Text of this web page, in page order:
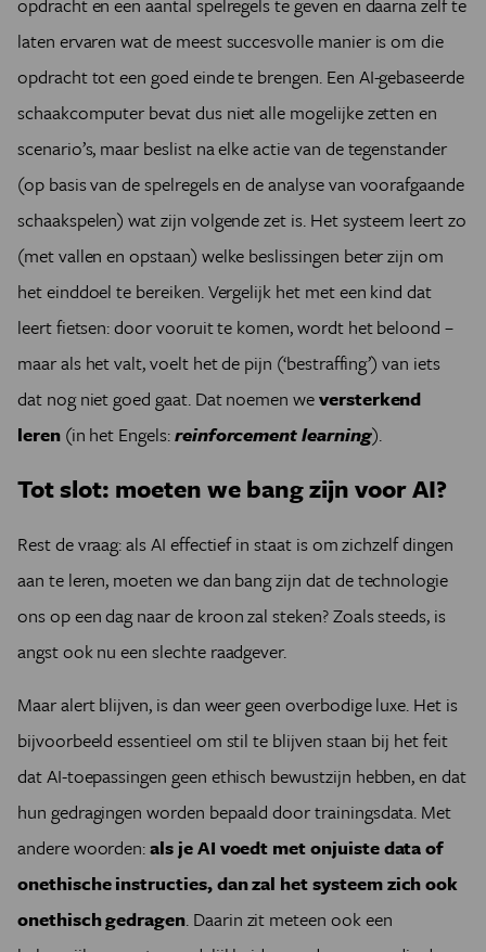
laten ervaren wat de meest succesvolle manier is om die
opdracht tot een goed einde te brengen. Een AI-gebaseerde
schaakcomputer bevat dus niet alle mogelijke zetten en
scenario’s, maar beslist na elke actie van de tegenstander
(op basis van de spelregels en de analyse van voorafgaande
schaakspelen) wat zijn volgende zet is. Het systeem leert zo
(met vallen en opstaan) welke beslissingen beter zijn om
het einddoel te bereiken. Vergelijk het met een kind dat
leert fietsen: door vooruit te komen, wordt het beloond –
maar als het valt, voelt het de pijn (‘bestraffing’) van iets
dat nog niet goed gaat. Dat noemen weversterkend
leren(in het Engels:reinforcement learning).
Tot slot: moeten we bang zijn voor AI?
Rest de vraag: als AI effectief in staat is om zichzelf dingen
aan te leren, moeten we dan bang zijn dat de technologie
ons op een dag naar de kroon zal steken? Zoals steeds, is
angst ook nu een slechte raadgever.
Maar alert blijven, is dan weer geen overbodige luxe. Het is
bijvoorbeeld essentieel om stil te blijven staan bij het feit
dat AI-toepassingen geen ethisch bewustzijn hebben, en dat
hun gedragingen worden bepaald door trainingsdata. Met
andere woorden:als je AI voedt met onjuiste data of
onethische instructies, dan zal het systeem zich ook
onethisch gedragen. Daarin zit meteen ook een